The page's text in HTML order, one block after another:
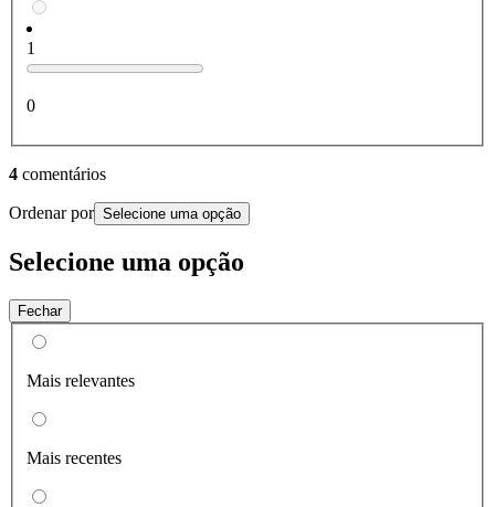
1
0
4 comentários
Ordenar por Selecione uma opção
Selecione uma opção
Fechar
Mais relevantes
Mais recentes